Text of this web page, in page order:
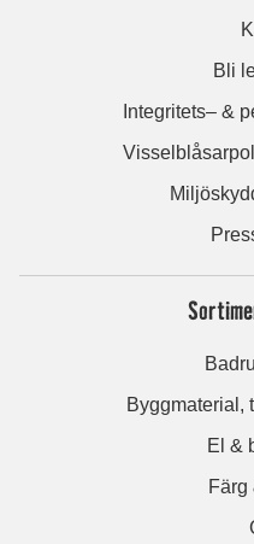
Bli
Integritets– &
Byggmaterial,
El &
Färg